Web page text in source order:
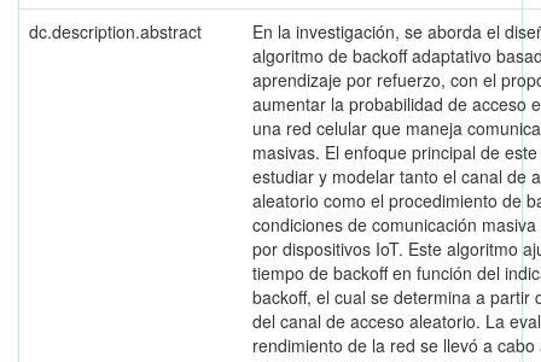
dc.description.abstract
En la investigación, se aborda el
algoritmo de backoff adaptativo
aprendizaje por refuerzo, con el
aumentar la probabilidad de acceso
una red celular que maneja
masivas. El enfoque principal de
estudiar y modelar tanto el canal de
aleatorio como el procedimiento de
condiciones de comunicación
por dispositivos IoT. Este algoritmo
tiempo de backoff en función del
backoff, el cual se determina a partir
del canal de acceso aleatorio. La
rendimiento de la red se llevó a cabo